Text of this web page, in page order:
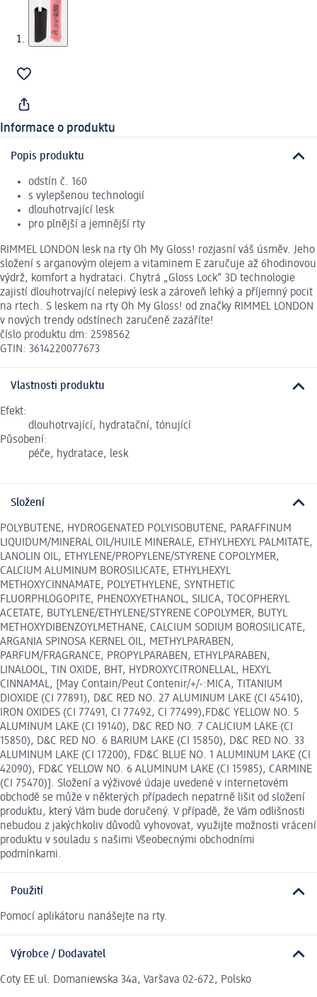
Informace o produktu
Popis produktu
odstín č. 160
s vylepšenou technologií
dlouhotrvající lesk
pro plnější a jemnější rty
RIMMEL LONDON lesk na rty Oh My Gloss! rozjasní váš úsměv. Jeho
složení s arganovým olejem a vitaminem E zaručuje až 6hodinovou
výdrž, komfort a hydrataci. Chytrá „Gloss Lock“ 3D technologie
zajistí dlouhotrvající nelepivý lesk a zároveň lehký a příjemný pocit
na rtech. S leskem na rty Oh My Gloss! od značky RIMMEL LONDON
v nových trendy odstínech zaručeně zazáříte!
číslo produktu dm: 2598562
GTIN: 3614220077673
Vlastnosti produktu
Efekt:
dlouhotrvající, hydratační, tónující
Působení:
péče, hydratace, lesk
Složení
POLYBUTENE, HYDROGENATED POLYISOBUTENE, PARAFFINUM
LIQUIDUM/MINERAL OIL/HUILE MINERALE, ETHYLHEXYL PALMITATE,
LANOLIN OIL, ETHYLENE/PROPYLENE/STYRENE COPOLYMER,
CALCIUM ALUMINUM BOROSILICATE, ETHYLHEXYL
METHOXYCINNAMATE, POLYETHYLENE, SYNTHETIC
FLUORPHLOGOPITE, PHENOXYETHANOL, SILICA, TOCOPHERYL
ACETATE, BUTYLENE/ETHYLENE/STYRENE COPOLYMER, BUTYL
METHOXYDIBENZOYLMETHANE, CALCIUM SODIUM BOROSILICATE,
ARGANIA SPINOSA KERNEL OIL, METHYLPARABEN,
PARFUM/FRAGRANCE, PROPYLPARABEN, ETHYLPARABEN,
LINALOOL, TIN OXIDE, BHT, HYDROXYCITRONELLAL, HEXYL
CINNAMAL, [May Contain/Peut Contenir/+/-:MICA, TITANIUM
DIOXIDE (CI 77891), D&C RED NO. 27 ALUMINUM LAKE (CI 45410),
IRON OXIDES (CI 77491, CI 77492, CI 77499),FD&C YELLOW NO. 5
ALUMINUM LAKE (CI 19140), D&C RED NO. 7 CALICIUM LAKE (CI
15850), D&C RED NO. 6 BARIUM LAKE (CI 15850), D&C RED NO. 33
ALUMINUM LAKE (CI 17200), FD&C BLUE NO. 1 ALUMINUM LAKE (CI
42090), FD&C YELLOW NO. 6 ALUMINUM LAKE (CI 15985), CARMINE
(CI 75470)]. Složení a výživové údaje uvedené v internetovém
obchodě se může v některých případech nepatrně lišit od složení
produktu, který Vám bude doručený. V případě, že Vám odlišnosti
nebudou z jakýchkoliv důvodů vyhovovat, využijte možnosti vrácení
produktu v souladu s našimi Všeobecnými obchodními
podmínkami.
Použití
Pomocí aplikátoru nanášejte na rty.
Výrobce / Dodavatel
Coty EE ul. Domaniewska 34a, Varšava 02-672, Polsko